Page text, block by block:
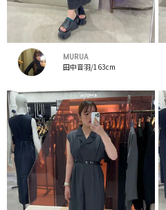
MURUA
田中音羽/163cm